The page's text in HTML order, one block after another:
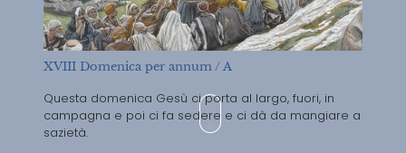
XVIII Domenica per annum / A
Questa domenica Gesù ci porta al largo, fuori, in
campagna e poi ci fa sedere e ci dà da mangiare a
sazietà.